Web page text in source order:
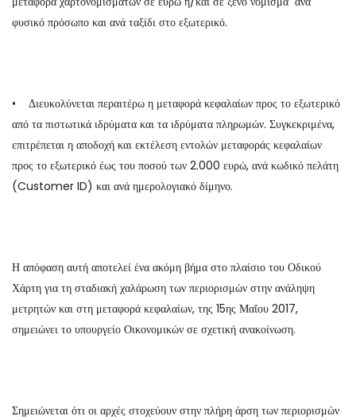
φυσικό πρόσωπο και ανά ταξίδι στο εξωτερικό.
• Διευκολύνεται περαιτέρω η μεταφορά κεφαλαίων προς το εξωτερικό
από τα πιστωτικά ιδρύματα και τα ιδρύματα πληρωμών. Συγκεκριμένα,
επιτρέπεται η αποδοχή και εκτέλεση εντολών μεταφοράς κεφαλαίων
προς το εξωτερικό έως του ποσού των 2.000 ευρώ, ανά κωδικό πελάτη
(Customer ID) και ανά ημερολογιακό δίμηνο.
Η απόφαση αυτή αποτελεί ένα ακόμη βήμα στο πλαίσιο του Οδικού
Χάρτη για τη σταδιακή χαλάρωση των περιορισμών στην ανάληψη
μετρητών και στη μεταφορά κεφαλαίων, της 15ης Μαΐου 2017,
σημειώνει το υπουργείο Οικονομικών σε σχετική ανακοίνωση.
Σημειώνεται ότι οι αρχές στοχεύουν στην πλήρη άρση των περιορισμών